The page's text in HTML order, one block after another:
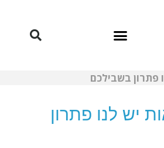
פתרון בשבילכם
יש לנו פתרון